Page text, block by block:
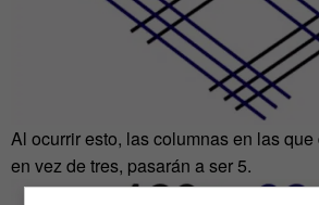
Al ocurrir esto, las columnas en las
en vez de tres, pasarán a ser 5.